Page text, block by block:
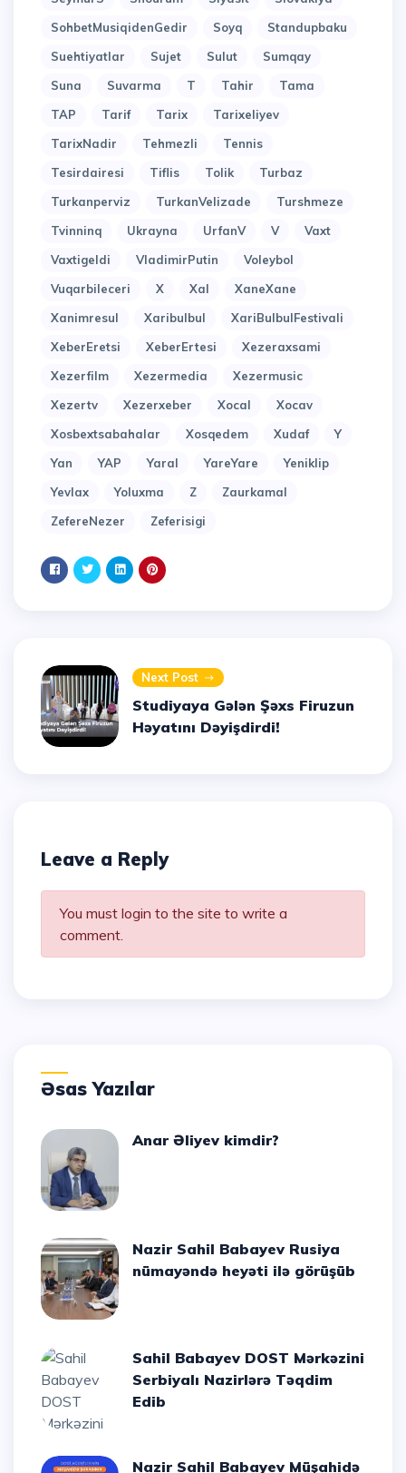
SohbetMusiqidenGedir
Soyq
Standupbaku
Suehtiyatlar
Sujet Sulut
Sumqay
Suna
Suvarma T Tahir
Tama
TAP
Tarif Tarix
Tarixeliyev
TarixNadir
Tehmezli
Tennis
Tesirdairesi
Tiflis Tolik
Turbaz
Turkanperviz
TurkanVelizade
Turshmeze
Tvinninq
Ukrayna UrfanV V
Vaxt
Vaxtigeldi
VladimirPutin
Voleybol
Vuqarbileceri
X Xal
XaneXane
Xanimresul
Xaribulbul
XariBulbulFestivali
XeberEretsi
XeberErtesi
Xezeraxsami
Xezerfilm
Xezermedia
Xezermusic
Xezertv
Xezerxeber Xocal
Xocav
Xosbextsabahalar
Xosqedem Xudaf
Y
Yan
YAP Yaral YareYare
Yeniklip
Yevlax
Yoluxma Z
Zaurkamal
ZefereNezer
Zeferisigi
Next Post
Studiyaya Gələn Şəxs Firuzun
Həyatını Dəyişdirdi!
Leave a Reply
You must login to the site to write a
comment.
Əsas Yazılar
Anar Əliyev kimdir?
Nazir Sahil Babayev Rusiya
nümayəndə heyəti ilə görüşüb
Sahil Babayev DOST Mərkəzini
Serbiyalı Nazirlərə Təqdim
Edib
Nazir Sahil Babayev Müşahidə